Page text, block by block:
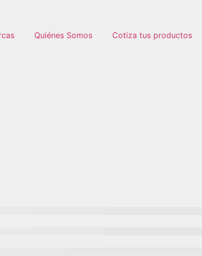
Quiénes Somos Cotiza tus productos